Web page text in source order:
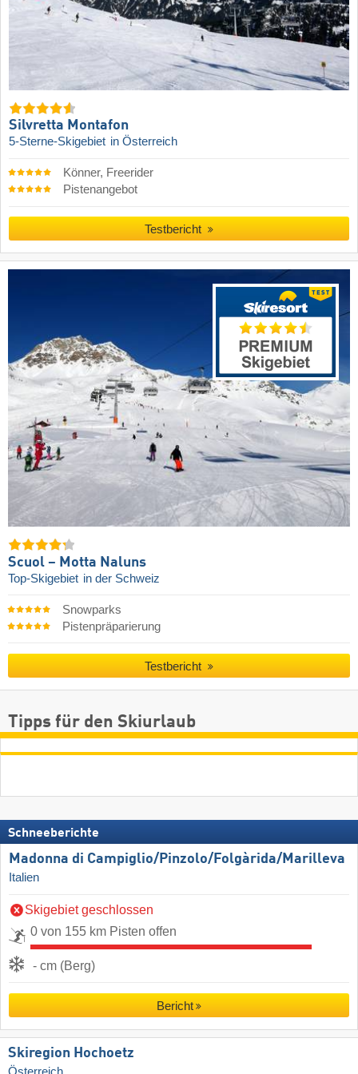
Silvretta Montafon
5-Sterne-Skigebiet in Österreich
Könner, Freerider
Pistenangebot
Testbericht
Scuol – Motta Naluns
Top-Skigebiet in der Schweiz
Snowparks
Pistenpräparierung
Testbericht
Tipps für den Skiurlaub
Schneeberichte
Madonna di Campiglio/​Pinzolo/​Folgàrida/​Marilleva
Italien
Skigebiet geschlossen
0 von 155 km Pisten offen
- cm (Berg)
Bericht
Skiregion Hochoetz
Österreich